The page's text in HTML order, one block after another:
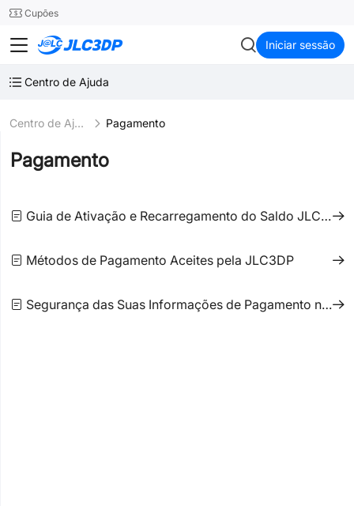
24SMTCupões
JLC3DP Iniciar sessão
Centro de Ajuda
Centro de Ajuda Pagamento
Pagamento
Guia de Ativação e Recarregamento do Saldo JLC3DP
Métodos de Pagamento Aceites pela JLC3DP
Segurança das Suas Informações de Pagamento na JLC3DP